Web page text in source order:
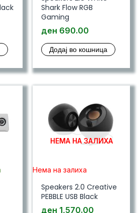
Shark Flow RGB
Gaming
ден 690.00
Додај во кошница
НЕМА НА ЗАЛИХА
Нема на залиха
Speakers 2.0 Creative
PEBBLE USB Black
ден 1,570.00